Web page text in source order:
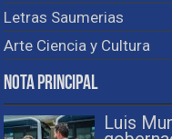
Letras Saumerias
Arte Ciencia y Cultura
Nota Principal
Luis